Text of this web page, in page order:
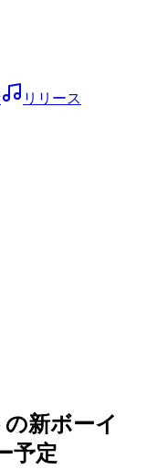
リリース
新ボーイ
予定